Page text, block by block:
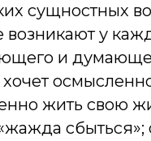
сущностных
возникают у
и
жить свою